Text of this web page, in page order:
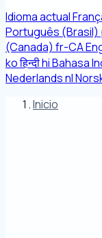
Idioma actual
Português (Brasil)
(Canada) fr-CA
koहिन्दीhiBahasa
Nederlandsnl
Inicio